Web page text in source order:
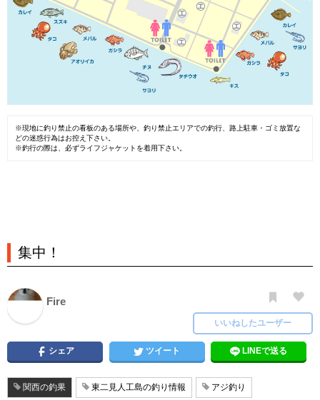
※現地に釣り禁止の看板のある場所や、釣り禁止エリアでの釣行、路上駐車・ゴミ放置な
どの迷惑行為はお控え下さい。
※釣行の際は、必ずライフジャケットを着用下さい。
集中！
Fire
いいねしたユーザー
シェア ツイート LINEで送る
関西の釣果 東二見人工島の釣り情報 アジ釣り